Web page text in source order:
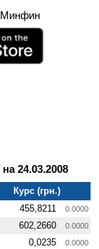
Минфин
24.03.2008
Курс (грн.)
455,8211 0.0000
602,2660 0.0000
0,0235 0.0000